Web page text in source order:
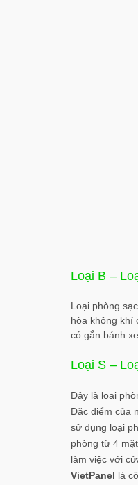
Loại B –
Loại phòng
hòa không khí
có gắn bánh
Loại S –
Đây là loại
Đặc điểm của
sử dụng loại
phòng từ 4
làm việc với
VietPanel là